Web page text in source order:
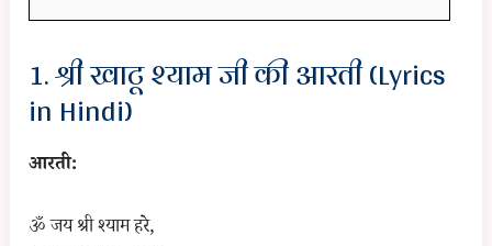
1. श्री खाटू श्याम जी की आरती (Lyrics
in Hindi)
आरती:
ॐ जय श्री श्याम हरे,